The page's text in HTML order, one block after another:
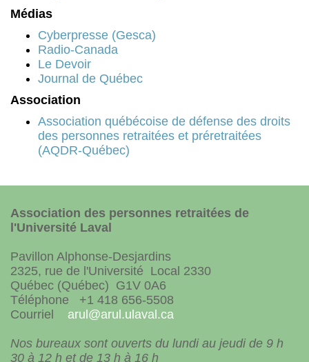
Médias
Cyberpresse (Gesca)
Radio-Canada
Le Devoir
Journal de Québec
Association
Association québécoise de défense des droits
des personnes retraitées et préretraitées
(AQDR-Québec)
Association des personnes retraitées de
l'Université Laval
Pavillon Alphonse-Desjardins
2325, rue de l'Université Local 2330
Québec (Québec) G1V 0A6
Téléphone +1 418 656-5508
Courriel arul@arul.ulaval.ca
Nos bureaux sont ouverts du lundi au jeudi de 9 h
30 à 12 h et de 13 h à 16 h